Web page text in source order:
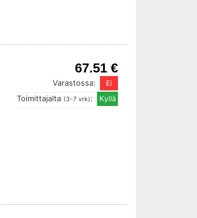
67.51 €
Varastossa:
Toimittajalta (3-7 vrk):